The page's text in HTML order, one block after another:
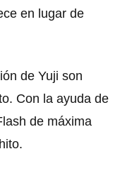
en lugar de
de Yuji son
Con la ayuda de
de máxima